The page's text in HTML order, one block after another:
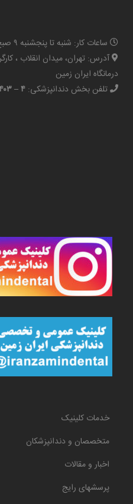
ساعات کار: شنبه تا پنجشنبه ۹ صبح الی ۱۹:۳۰ عصر
آدرس: تهران، میدان انقلاب ،
درمانگاه ایران زمین
تلفن بخش دندانپزشکی: ۴ – ۶۶۴۳۴۴۰۳
خدمات کلینیک
متخصصان و دندانپزشکان
اخبار و مقالات
پرسشهای رایج